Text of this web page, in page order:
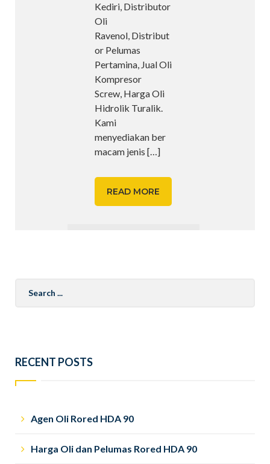
Kediri, Distributor
Oli
Ravenol, Distribut
or Pelumas
Pertamina, Jual Oli
Kompresor
Screw, Harga Oli
Hidrolik Turalik.
Kami
menyediakan ber
macam jenis […]
READ MORE
for:
RECENT POSTS
Agen Oli Rored HDA 90
Harga Oli dan Pelumas Rored HDA 90